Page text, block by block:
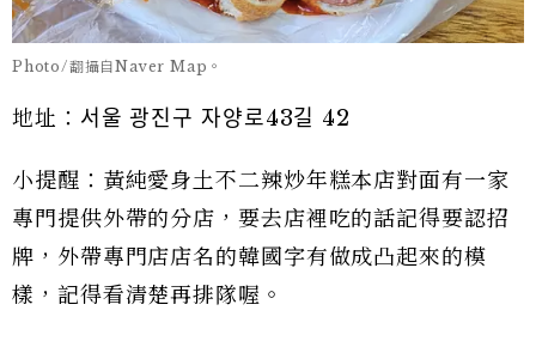
Photo/翻攝自Naver Map。
地址：서울 광진구 자양로43길 42
小提醒：黃純愛身土不二辣炒年糕本店對面有一家
專門提供外帶的分店，要去店裡吃的話記得要認招
牌，外帶專門店店名的韓國字有做成凸起來的模
樣，記得看清楚再排隊喔。